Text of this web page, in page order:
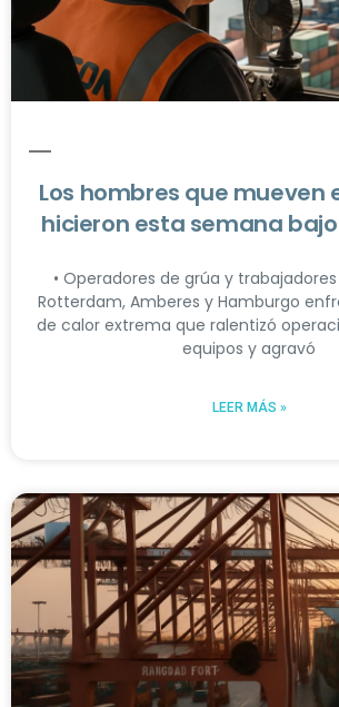
Los hombres que mueven
hicieron esta semana
• Operadores de grúa y
Rotterdam, Amberes y Hamburgo
de calor extrema que ralentizó
equipos y agravó
LEER MÁS »